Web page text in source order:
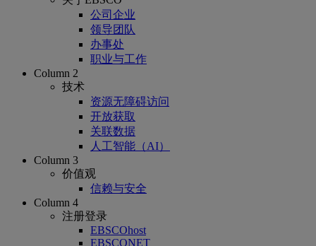
公司企业
领导团队
办事处
职业与工作
Column 2
技术
资源无障碍访问
开放获取
关联数据
人工智能（AI）
Column 3
价值观
信赖与安全
Column 4
注册登录
EBSCOhost
EBSCONET